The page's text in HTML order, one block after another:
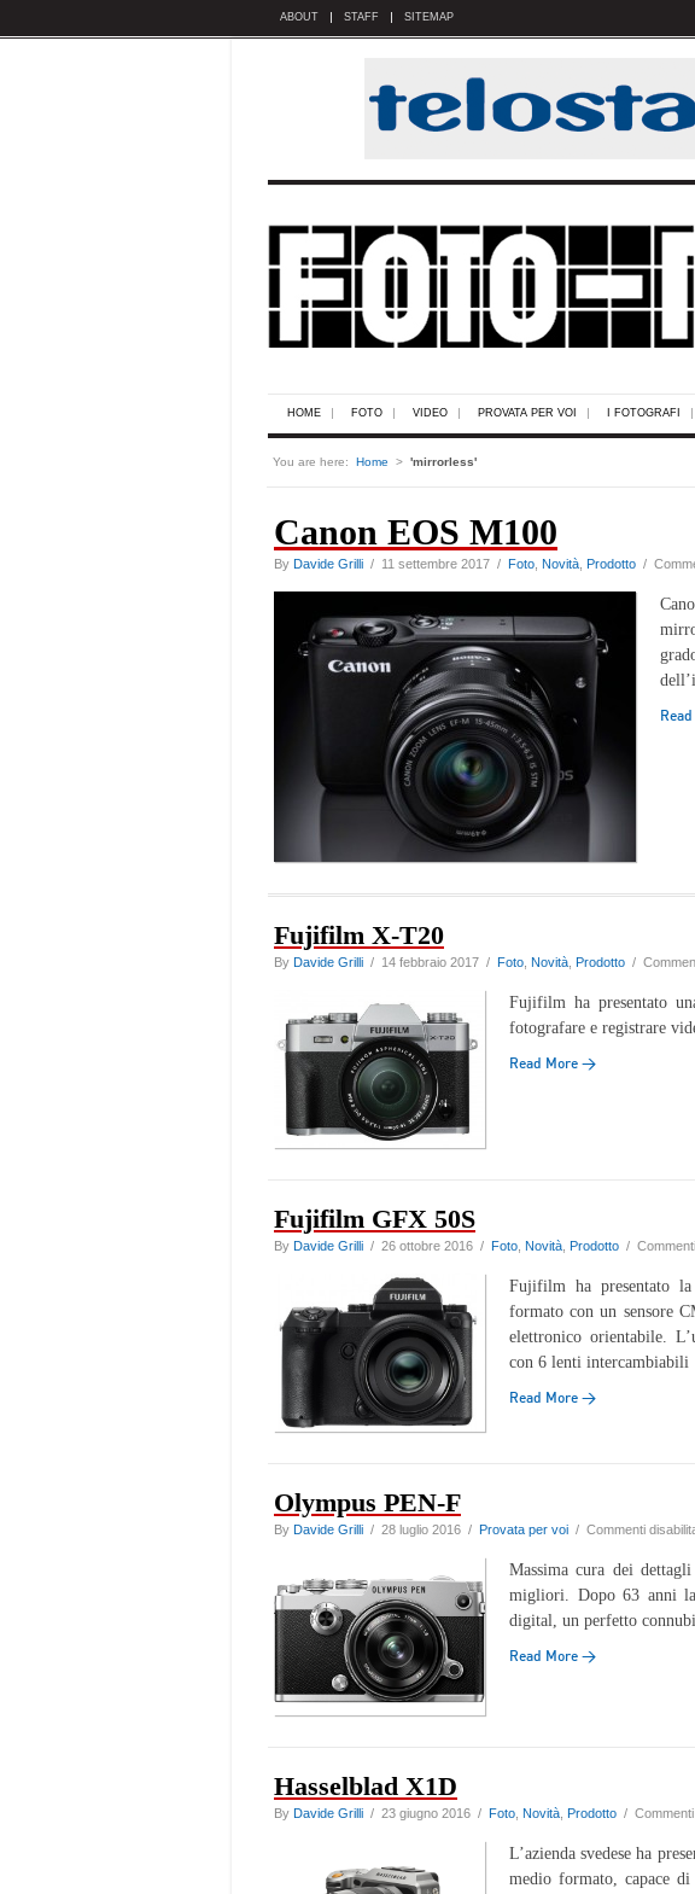
ABOUT STAFF SITEMAP
HOME FOTO VIDEO PROVATA PER VOI I FOTOGRAFI
You are here: Home > 'mirrorless'
Canon EOS M100
By Davide Grilli / 11 settembre 2017 / Foto Novità Prodotto /
Fujifilm X-T20
By Davide Grilli / 14 febbraio 2017 / Foto Novità Prodotto /
Fujifilm ha presentato
fotografare e registrare
Read More →
Fujifilm GFX 50S
By Davide Grilli / 26 ottobre 2016 / Foto Novità Prodotto /
Fujifilm ha presentato
formato con un sensore
elettronico orientabile.
con 6 lenti intercambiabili
Read More →
Olympus PEN-F
By Davide Grilli / 28 luglio 2016 / Provata per voi / Commenti
Massima cura dei
migliori. Dopo 63 anni
digital, un perfetto
Read More →
Hasselblad X1D
By Davide Grilli / 23 giugno 2016 / Foto Novità Prodotto /
L’azienda svedese ha
medio formato, capace